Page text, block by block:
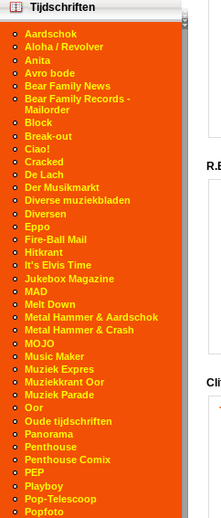
Tijdschriften
Aardschok
Aloha / Revolver
Anita
Avro bode
Bear Family News
Bear Family Records -
Mailorder
Block
Break-out
Ciao!
Cracked
De Lach
Der Musikmarkt
Diverse muziekbladen
Diversen
Eppo
Fire-Ball Mail
Hitkrant
It's Elvis Time
Jukebox Magazine
MAD
Melt Down
Metal Hammer & Aardschok
Metal Hammer & Crash
MOJO
Music Maker
Muziek Expres
Muziekkrant Oor
Muziek Parade
Oor
Oude tijdschriften
Panorama
Penthouse
Penthouse Comix
PEP
Playboy
Pop-Telescoop
Popfoto